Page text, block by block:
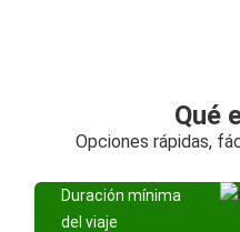
Qué
Opciones rápidas,
Duración mínima
del viaje